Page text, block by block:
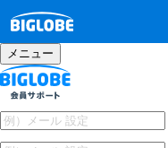
メニュー